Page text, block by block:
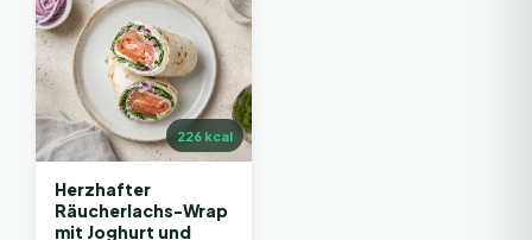
226kcal
Herzhafter
Räucherlachs-Wrap
mit Joghurt und